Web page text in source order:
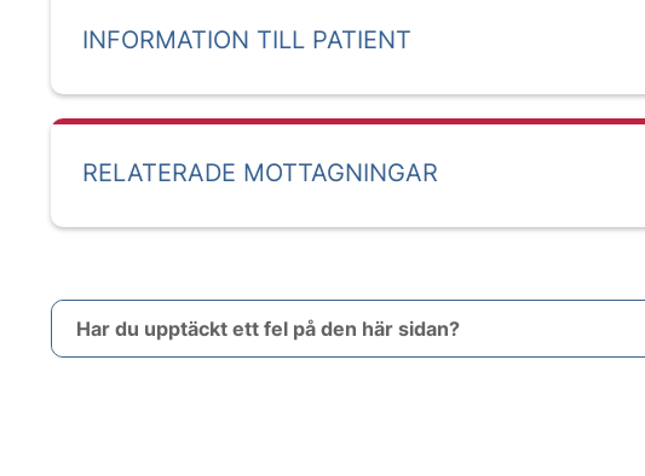
INFORMATION TILL PATIENT
RELATERADE MOTTAGNINGAR
Har du upptäckt ett fel på den här sidan?